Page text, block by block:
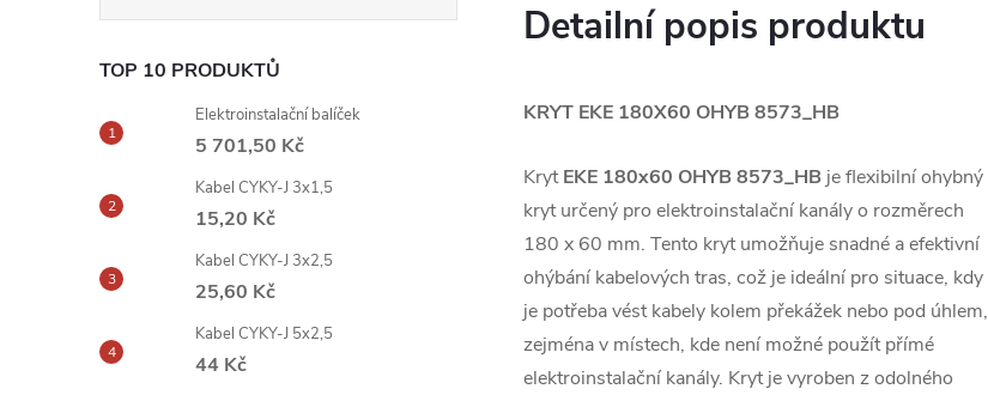
TOP 10 PRODUKTŮ
Elektroinstalační balíček
5 701,50 Kč
Kabel CYKY-J 3x1,5
15,20 Kč
Kabel CYKY-J 3x2,5
25,60 Kč
Kabel CYKY-J 5x2,5
44 Kč
Detailní popis produktu
KRYT EKE 180X60 OHYB 8573_HB
KrytEKE 180x60 OHYB 8573_HB je flexibilní ohybný
kryt určený pro elektroinstalační kanály o rozměrech
180 x 60 mm. Tento kryt umožňuje snadné a efektivní
ohýbání kabelových tras, což je ideální pro situace, kdy
je potřeba vést kabely kolem překážek nebo pod úhlem,
zejména v místech, kde není možné použít přímé
elektroinstalační kanály. Kryt je vyroben z odolného